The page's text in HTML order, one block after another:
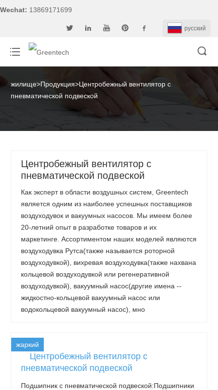
Wechat: 13869171699
pусский
жилище>Продукция>Центробежный вентилятор с
пневматической подвеской
Центробежный вентилятор с
пневматической подвеской
Как эксперт в области воздушных систем, Greentech
является одним из наиболее успешных поставщиков
воздуходувок и вакуумных насосов. Мы имеем более
20-летний опыт в разработке товаров и их
маркетинге. Ассортиментом наших моделей являются
воздуходувка Рутса(также называется роторной
воздуходувкой), вихревая воздуходувка(также нахвана
кольцевой воздуходувкой или регенеративной
воздуходувкой), вакуумный насос(другие имена --
жидкостно-кольцевой вакуумный насос или
водокольцевой вакуумный насос), мно
жаркий
Центробежный вентилятор с
пневматической подвеской
Подшипник с пневматической подвеской:Подшипники